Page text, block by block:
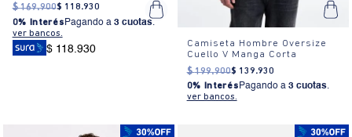
$ 169.900$ 118.930
0% Interés Pagando a 3 cuotas.
ver bancos.
$ 118.930
Camiseta Hombre Oversize
Cuello V Manga Corta
$ 199.900$ 139.930
0% InterésPagando a 3 cuotas.
ver bancos.